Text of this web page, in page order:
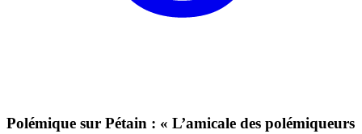
Polémique sur Pétain : « L’amicale des polémiqueurs